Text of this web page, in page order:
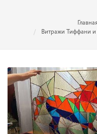
Главная
Витражи Тиффани и